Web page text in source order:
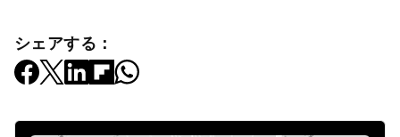
シェアする：